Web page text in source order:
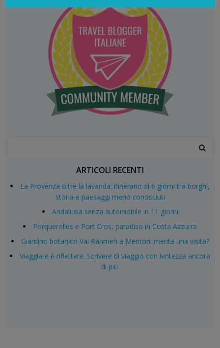
ARTICOLI RECENTI
La Provenza oltre la lavanda: itinerario di 6 giorni tra borghi,
storia e paesaggi meno conosciuti
Andalusia senza automobile in 11 giorni
Porquerolles e Port Cros, paradiso in Costa Azzurra
Giardino botanico Val Rahmeh a Menton: merita una visita?
Viaggiare è riflettere. Scrivere di viaggio con lentezza ancora
di più.